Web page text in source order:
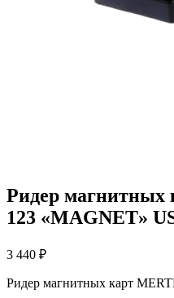
Ридер магнитных
123 «MAGNET»
3 440 ₽
Ридер магнитных карт